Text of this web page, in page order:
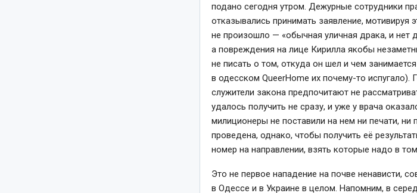
подано сегодня утром. Дежурные сотрудники
отказывались принимать заявление, мотивируя
не произошло — «обычная уличная драка, и нет
а повреждения на лице Кирилла якобы
не писать о том, откуда он шел и чем
в одесском QueerHome их почему-то
служители закона предпочитают не
удалось получить не сразу, и уже у врача
милиционеры не поставили на нем ни печати,
проведена, однако, чтобы получить её
номер на направлении, взять которые надо в
Это не первое нападение на почве ненависти,
в Одессе и в Украине в целом. Напомним, в